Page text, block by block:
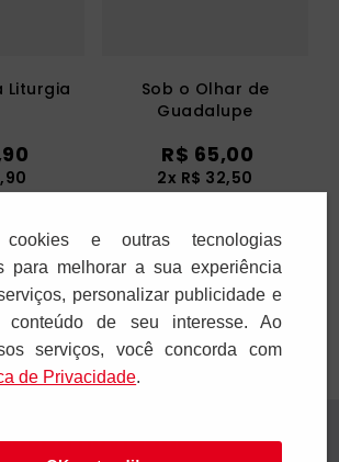
Liturgia
90
,90
Sob o Olhar de
Guadalupe
R$ 65,00
2x R$ 32,50
Adicionar
novidades
cookies e outras tecnologias
para melhorar a sua experiência
personalizar publicidade e
conteúdo de seu interesse. Ao
serviços, você concorda com
de Privacidade.